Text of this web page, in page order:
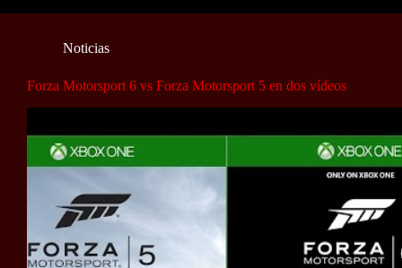
Noticias
Forza Motorsport 6 vs Forza Motorsport 5 en dos vídeos